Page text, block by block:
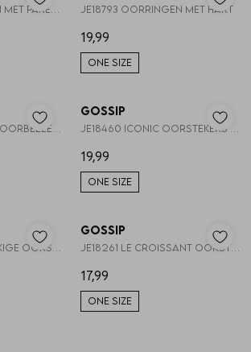
JE18793 OORRINGEN MET HART
19,99
ONE SIZE
1/2
Gossip
19,99
ONE SIZE
1/2
Gossip
17,99
ONE SIZE